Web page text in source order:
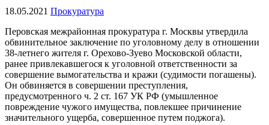
18.05.2021 Прокуратура
Перовская межрайонная прокуратура г. Москвы утвердила
обвинительное заключение по уголовному делу в отношении
38-летнего жителя г. Орехово-Зуево Московской области,
ранее привлекавшегося к уголовной ответственности за
совершение вымогательства и кражи (судимости погашены).
Он обвиняется в совершении преступления,
предусмотренного ч. 2 ст. 167 УК РФ (умышленное
повреждение чужого имущества, повлекшее причинение
значительного ущерба, совершенное путем поджога).